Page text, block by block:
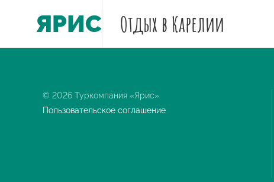
ЯРИС Отдых в Карелии
© 2026 Туркомпания «Ярис»
Пользовательское соглашение